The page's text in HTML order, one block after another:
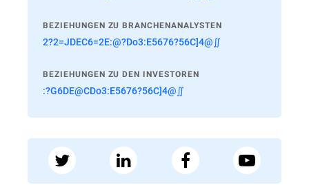
BEZIEHUNGEN ZU BRANCHENANALYSTEN
2?2=JDEC6=2E:@?Do3:E5676?56C]4@∬
BEZIEHUNGEN ZU DEN INVESTOREN
:?G6DE@CDo3:E5676?56C]4@∬